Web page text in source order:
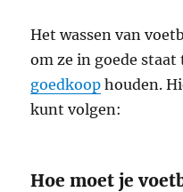
Het wassen van
om ze in goede
goedkoop houden.
kunt volgen:
Hoe moet je